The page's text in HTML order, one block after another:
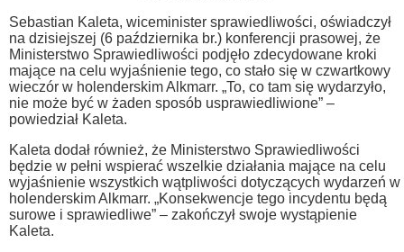
Sebastian Kaleta, wiceminister sprawiedliwości, oświadczył
na dzisiejszej (6 października br.) konferencji prasowej, że
Ministerstwo Sprawiedliwości podjęło zdecydowane kroki
mające na celu wyjaśnienie tego, co stało się w czwartkowy
wieczór w holenderskim Alkmarr. „To, co tam się wydarzyło,
nie może być w żaden sposób usprawiedliwione” –
powiedział Kaleta.
Kaleta dodał również, że Ministerstwo Sprawiedliwości
będzie w pełni wspierać wszelkie działania mające na celu
wyjaśnienie wszystkich wątpliwości dotyczących wydarzeń w
holenderskim Alkmarr. „Konsekwencje tego incydentu będą
surowe i sprawiedliwe” – zakończył swoje wystąpienie
Kaleta.